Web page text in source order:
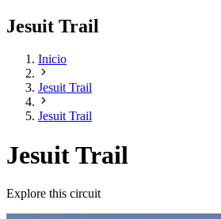
Jesuit Trail
Inicio
Jesuit Trail
Jesuit Trail
Jesuit Trail
Explore this circuit